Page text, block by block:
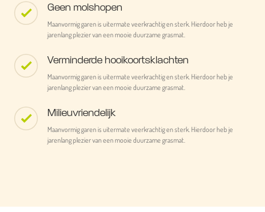
Geen molshopen
Maanvormig garen is uitermate veerkrachtig en sterk. Hierdoor heb je
jarenlang plezier van een mooie duurzame grasmat.
Verminderde hooikoortsklachten
Maanvormig garen is uitermate veerkrachtig en sterk. Hierdoor heb je
jarenlang plezier van een mooie duurzame grasmat.
Milieuvriendelijk
Maanvormig garen is uitermate veerkrachtig en sterk. Hierdoor heb je
jarenlang plezier van een mooie duurzame grasmat.